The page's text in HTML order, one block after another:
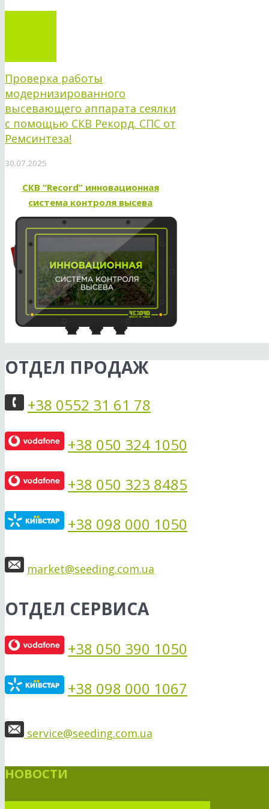
Проверка работы
модернизированного
высевающего аппарата сеялки
с помощью СКВ Рекорд. СПС от
Ремсинтеза!
30.07.2025
СКВ “Record” инновационная
система контроля высева
ОТДЕЛ ПРОДАЖ
+38 0552 31 61 78
+38 050 324 1050
+38 050 323 8485
+38 098 000 1050
market@seeding.com.ua
ОТДЕЛ СЕРВИСА
+38 050 390 1050
+38 098 000 1067
service@seeding.com.ua
НОВОСТИ